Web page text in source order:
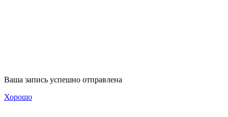
Ваша запись успешно отправлена
Хорошо